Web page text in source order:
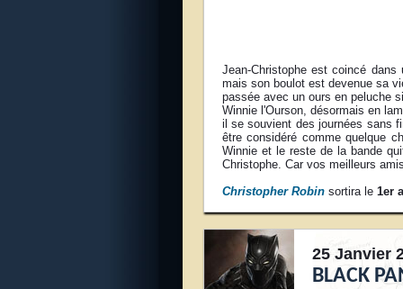
Jean-Christophe est coincé
mais son boulot est devenue sa
passée avec un ours en peluche
Winnie l'Ourson, désormais en
il se souvient des journées sans
être considéré comme quelque
Winnie et le reste de la bande
Christophe. Car vos meilleurs
Christopher Robinsortira le 1er
25 Janvier
BLACK